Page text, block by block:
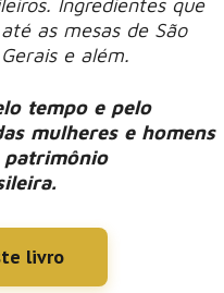
Ingredientes que
as mesas de São
e além.
tempo e pelo
mulheres e homens
patrimônio
livro